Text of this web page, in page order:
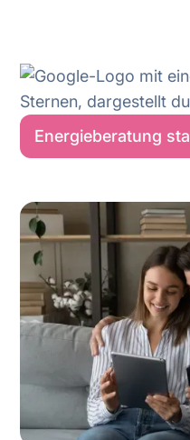
Energieberatung